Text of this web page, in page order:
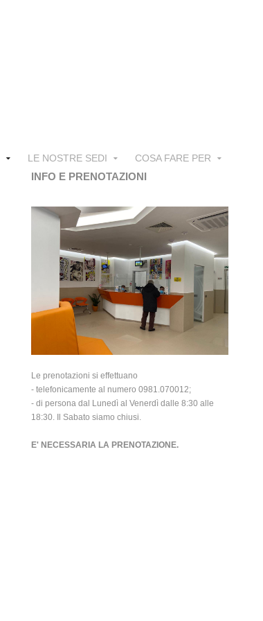
LE NOSTRE SEDI COSA FARE PER
INFO E PRENOTAZIONI
Le prenotazioni si effettuano
- telefonicamente al numero 0981.070012;
- di persona dal Lunedì al Venerdì dalle 8:30 alle
18:30. Il Sabato siamo chiusi.
E' NECESSARIA LA PRENOTAZIONE.